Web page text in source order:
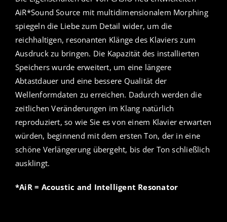
AiR*Sound Source mit multidimensionalem Morphing
spiegeln die Liebe zum Detail wider, um die
reichhaltigen, resonanten Klänge des Klaviers zum
Ausdruck zu bringen. Die Kapazität des installierten
Speichers wurde erweitert, um eine längere
Abtastdauer und eine bessere Qualität der
Wellenformdaten zu erreichen. Dadurch werden die
zeitlichen Veränderungen im Klang natürlich
reproduziert, so wie Sie es von einem Klavier erwarten
würden, beginnend mit dem ersten Ton, der in eine
schöne Verlängerung übergeht, bis der Ton schließlich
ausklingt.
*AiR = Acoustic and Intelligent Resonator